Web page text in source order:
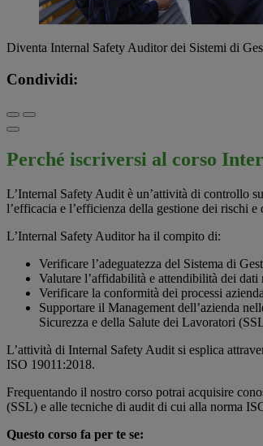
Diventa Internal Safety Auditor dei Sistemi di
Condividi:
Perché iscriversi al corso
L’Internal Safety Audit è un’attività di controllo
l’efficacia e l’efficienza della gestione dei rischi
L’Internal Safety Auditor ha il compito di:
Verificare l’adeguatezza del Sistema di
Valutare l’affidabilità e attendibilità dei
Verificare la conformità dei processi
Supportare il Management dell’azienda
Sicurezza e della Salute dei Lavoratori
L’attività di Internal Safety Audit si esplica
ISO 19011:2018.
Frequentando il nostro corso potrai acquisire
(SSL) e alle tecniche di audit di cui alla norma
Questo corso fa per te se: